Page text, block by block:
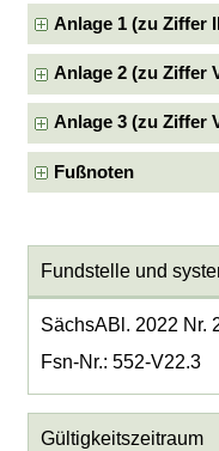
Anlage 1 (zu Ziffer
Anlage 2 (zu Ziffer
Anlage 3 (zu Ziffer
Fußnoten
Fundstelle und
SächsABl. 2022 Nr.
Fsn-Nr.: 552-V22.3
Gültigkeitszeitraum